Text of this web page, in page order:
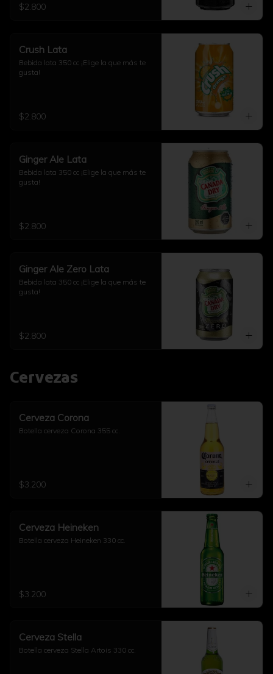
$2.800
Crush Lata
Bebida lata 350 cc ¡Elige la que más te
gusta!
$2.800
Ginger Ale Lata
Bebida lata 350 cc ¡Elige la que más te
gusta!
$2.800
Ginger Ale Zero Lata
Bebida lata 350 cc ¡Elige la que más te
gusta!
$2.800
Cervezas
Cerveza Corona
Botella cerveza Corona 355 cc.
$3.200
Cerveza Heineken
Botella cerveza Heineken 330 cc.
$3.200
Cerveza Stella
Botella cerveza Stella Artois 330 cc.